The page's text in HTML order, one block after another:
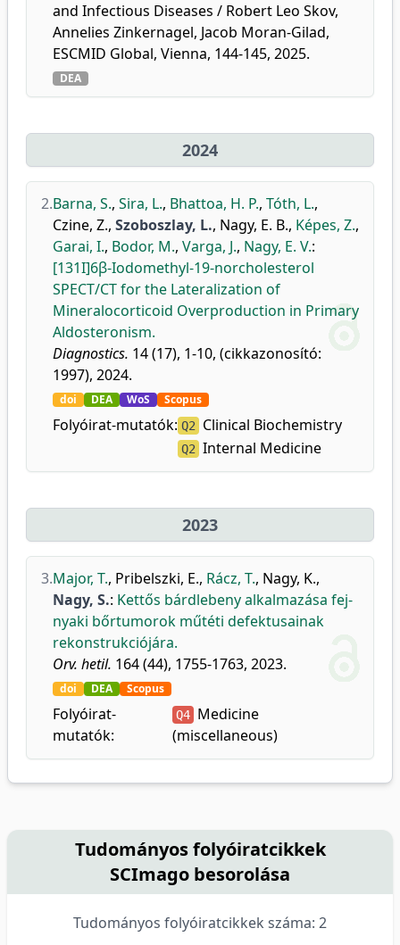
and Infectious Diseases / Robert Leo Skov,
Annelies Zinkernagel, Jacob Moran-Gilad,
ESCMID Global, Vienna, 144-145, 2025.
DEA
2024
2.Barna, S., Sira, L., Bhattoa, H. P., Tóth, L.,
Czine, Z., Szoboszlay, L., Nagy, E. B., Képes, Z.,
Garai, I., Bodor, M., Varga, J., Nagy, E. V.:
[131I]6β-Iodomethyl-19-norcholesterol
SPECT/CT for the Lateralization of
Mineralocorticoid Overproduction in Primary
Aldosteronism.
Diagnostics. 14 (17), 1-10, (cikkazonosító:
1997), 2024.
doi DEA WoS Scopus
Folyóirat-mutatók: Q2 Clinical Biochemistry
Q2 Internal Medicine
2023
3.Major, T., Pribelszki, E., Rácz, T., Nagy, K.,
Nagy, S.: Kettős bárdlebeny alkalmazása fej-
nyaki bőrtumorok műtéti defektusainak
rekonstrukciójára.
Orv. hetil. 164 (44), 1755-1763, 2023.
doi DEA Scopus
Folyóirat-
mutatók:
Q4 Medicine
(miscellaneous)
Tudományos folyóiratcikkek
SCImago besorolása
Tudományos folyóiratcikkek száma: 2